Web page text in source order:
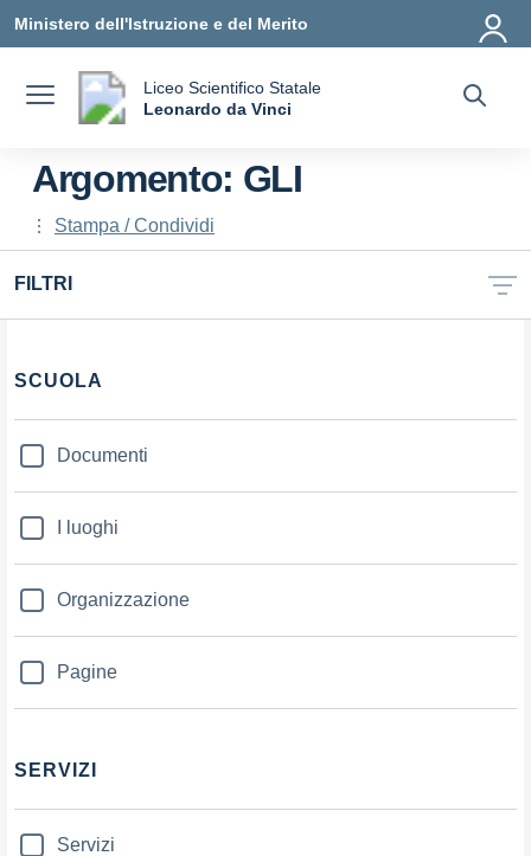
Ministero dell'Istruzione e del Merito
Liceo Scientifico Statale
Leonardo da Vinci
Argomento: GLI
Stampa / Condividi
FILTRI
Filtri
SCUOLA
Documenti
I luoghi
Organizzazione
Pagine
SERVIZI
Servizi